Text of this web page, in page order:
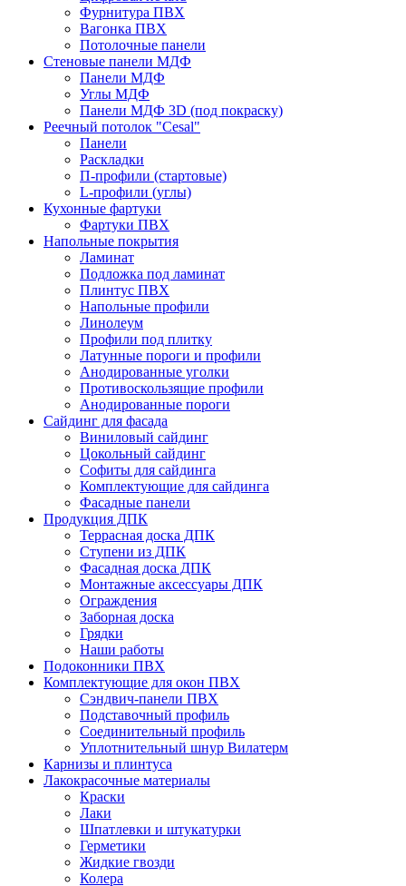
Фурнитура ПВХ
Вагонка ПВХ
Потолочные панели
Стеновые панели МДФ
Панели МДФ
Углы МДФ
Панели МДФ 3D (под покраску)
Реечный потолок "Cesal"
Панели
Раскладки
П-профили (стартовые)
L-профили (углы)
Кухонные фартуки
Фартуки ПВХ
Напольные покрытия
Ламинат
Подложка под ламинат
Плинтус ПВХ
Напольные профили
Линолеум
Профили под плитку
Латунные пороги и профили
Анодированные уголки
Противоскользящие профили
Анодированные пороги
Сайдинг для фасада
Виниловый сайдинг
Цокольный сайдинг
Софиты для сайдинга
Комплектующие для сайдинга
Фасадные панели
Продукция ДПК
Террасная доска ДПК
Ступени из ДПК
Фасадная доска ДПК
Монтажные аксессуары ДПК
Ограждения
Заборная доска
Грядки
Наши работы
Подоконники ПВХ
Комплектующие для окон ПВХ
Сэндвич-панели ПВХ
Подставочный профиль
Соединительный профиль
Уплотнительный шнур Вилатерм
Карнизы и плинтуса
Лакокрасочные материалы
Краски
Лаки
Шпатлевки и штукатурки
Герметики
Жидкие гвозди
Колера